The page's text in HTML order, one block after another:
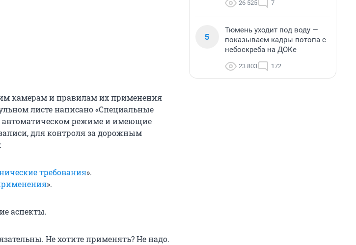
камерам и правилам их применения
листе написано «Специальные
автоматическом режиме и имеющие
для контроля за дорожным
требования».
».
аспекты.
Не хотите применять? Не надо.
26 525 7
5
Тюмень уходит под воду —
показываем кадры потопа с
небоскреба на ДОКе
23 803 172